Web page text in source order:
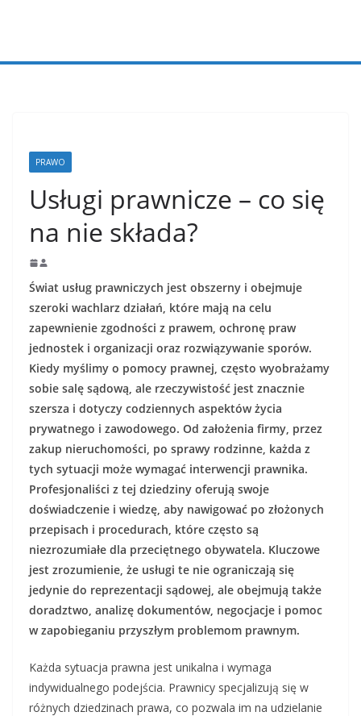
PRAWO
Usługi prawnicze – co się
na nie składa?
Świat usług prawniczych jest obszerny i obejmuje
szeroki wachlarz działań, które mają na celu
zapewnienie zgodności z prawem, ochronę praw
jednostek i organizacji oraz rozwiązywanie sporów.
Kiedy myślimy o pomocy prawnej, często wyobrażamy
sobie salę sądową, ale rzeczywistość jest znacznie
szersza i dotyczy codziennych aspektów życia
prywatnego i zawodowego. Od założenia firmy, przez
zakup nieruchomości, po sprawy rodzinne, każda z
tych sytuacji może wymagać interwencji prawnika.
Profesjonaliści z tej dziedziny oferują swoje
doświadczenie i wiedzę, aby nawigować po złożonych
przepisach i procedurach, które często są
niezrozumiałe dla przeciętnego obywatela. Kluczowe
jest zrozumienie, że usługi te nie ograniczają się
jedynie do reprezentacji sądowej, ale obejmują także
doradztwo, analizę dokumentów, negocjacje i pomoc
w zapobieganiu przyszłym problemom prawnym.
Każda sytuacja prawna jest unikalna i wymaga
indywidualnego podejścia. Prawnicy specjalizują się w
różnych dziedzinach prawa, co pozwala im na udzielanie